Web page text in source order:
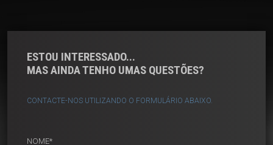
ESTOU INTERESSADO...
MAS AINDA TENHO UMAS QUESTÕES?
CONTACTE-NOS UTILIZANDO O FORMULÁRIO ABAIXO.